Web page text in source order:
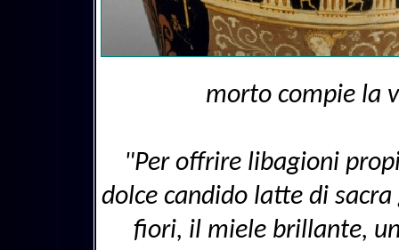
morto compie la
"Per offrire libagioni
dolce candido latte di
fiori, il miele brillante,